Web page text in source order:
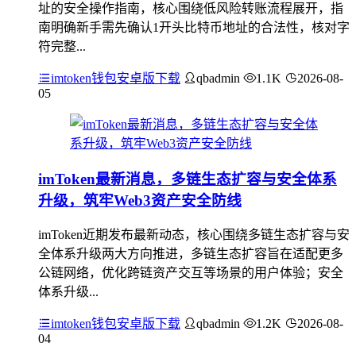
址的安全操作指南，核心围绕低风险转账流程展开，指
南明确新手需先确认1开头比特币地址的合法性，核对字
符完整...
imtoken钱包安卓版下载 qbadmin 1.1K
2026-08-
05
imToken最新消息，多链生态扩容与安全体系
升级，筑牢Web3资产安全防线
imToken近期发布最新动态，核心围绕多链生态扩容与安
全体系升级两大方向推进，多链生态扩容旨在适配更多
公链网络，优化跨链资产交互等场景的用户体验；安全
体系升级...
imtoken钱包安卓版下载 qbadmin 1.2K
2026-08-
04